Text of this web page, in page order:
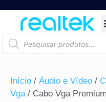
Início / Áudio e Vídeo /
Vga/ Cabo Vga